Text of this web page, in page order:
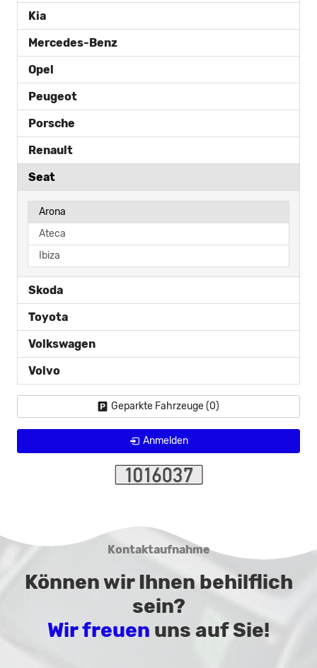
Kia
Mercedes-Benz
Opel
Peugeot
Porsche
Renault
Seat
Arona
Ateca
Ibiza
Skoda
Toyota
Volkswagen
Volvo
Geparkte Fahrzeuge (0)
Anmelden
Kontaktaufnahme
Können wir Ihnen behilflich
sein?
Wir freuen uns auf Sie!